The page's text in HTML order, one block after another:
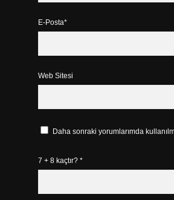
E-Posta*
Web Sitesi
Daha sonraki yorumlarımda
7 + 8 kaçtır? *